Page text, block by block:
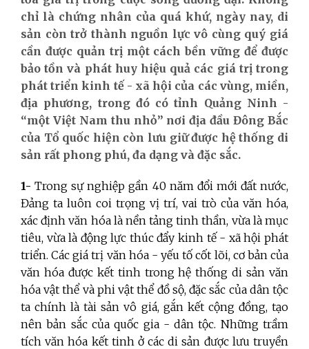
chỉ là chứng nhân của quá khứ, ngày nay, di
sản còn trở thành nguồn lực vô cùng quý giá
cần được quản trị một cách bền vững để được
bảo tồn và phát huy hiệu quả các giá trị trong
phát triển kinh tế - xã hội của các vùng, miền,
địa phương, trong đó có tỉnh Quảng Ninh -
“một Việt Nam thu nhỏ” nơi địa đầu Đông Bắc
của Tổ quốc hiện còn lưu giữ được hệ thống di
sản rất phong phú, đa dạng và đặc sắc.
1- Trong sự nghiệp gần 40 năm đổi mới đất nước,
Đảng ta luôn coi trọng vị trí, vai trò của văn hóa,
xác định văn hóa là nền tảng tinh thần, vừa là mục
tiêu, vừa là động lực thúc đẩy kinh tế - xã hội phát
triển. Các giá trị văn hóa - yếu tố cốt lõi, cơ bản của
văn hóa được kết tinh trong hệ thống di sản văn
hóa vật thể và phi vật thể đồ sộ, đặc sắc của dân tộc
ta chính là tài sản vô giá, gắn kết cộng đồng, tạo
nên bản sắc của quốc gia - dân tộc. Những trầm
tích văn hóa kết tinh ở các di sản đượclưu truyền